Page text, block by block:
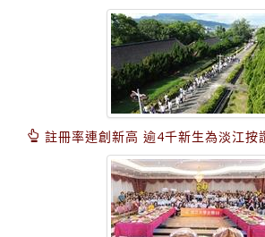
註冊率連創新高 逾4千新生為淡江按